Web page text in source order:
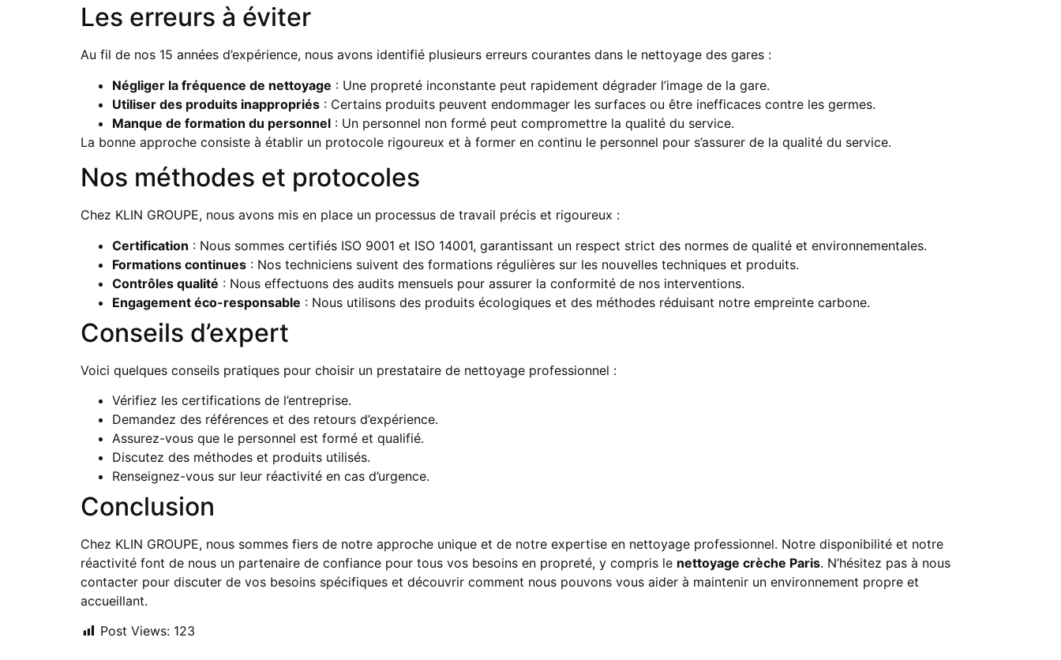
Les erreurs à éviter
Au fil de nos 15 années d’expérience, nous avons identifié plusieurs erreurs courantes dans le nettoyage des gares :
Négliger la fréquence de nettoyage : Une propreté inconstante peut rapidement dégrader l’image de la gare.
Utiliser des produits inappropriés : Certains produits peuvent endommager les surfaces ou être inefficaces contre les germes.
Manque de formation du personnel : Un personnel non formé peut compromettre la qualité du service.
La bonne approche consiste à établir un protocole rigoureux et à former en continu le personnel pour s’assurer de la qualité du service.
Nos méthodes et protocoles
Chez KLIN GROUPE, nous avons mis en place un processus de travail précis et rigoureux :
Certification : Nous sommes certifiés ISO 9001 et ISO 14001, garantissant un respect strict des normes de qualité et environnementales.
Formations continues : Nos techniciens suivent des formations régulières sur les nouvelles techniques et produits.
Contrôles qualité : Nous effectuons des audits mensuels pour assurer la conformité de nos interventions.
Engagement éco-responsable : Nous utilisons des produits écologiques et des méthodes réduisant notre empreinte carbone.
Conseils d’expert
Voici quelques conseils pratiques pour choisir un prestataire de nettoyage professionnel :
Vérifiez les certifications de l’entreprise.
Demandez des références et des retours d’expérience.
Assurez-vous que le personnel est formé et qualifié.
Discutez des méthodes et produits utilisés.
Renseignez-vous sur leur réactivité en cas d’urgence.
Conclusion
Chez KLIN GROUPE, nous sommes fiers de notre approche unique et de notre expertise en nettoyage professionnel. Notre disponibilité et notre
réactivité font de nous un partenaire de confiance pour tous vos besoins en propreté, y compris le nettoyage crèche Paris. N’hésitez pas à nous
contacter pour discuter de vos besoins spécifiques et découvrir comment nous pouvons vous aider à maintenir un environnement propre et
accueillant.
Post Views: 123